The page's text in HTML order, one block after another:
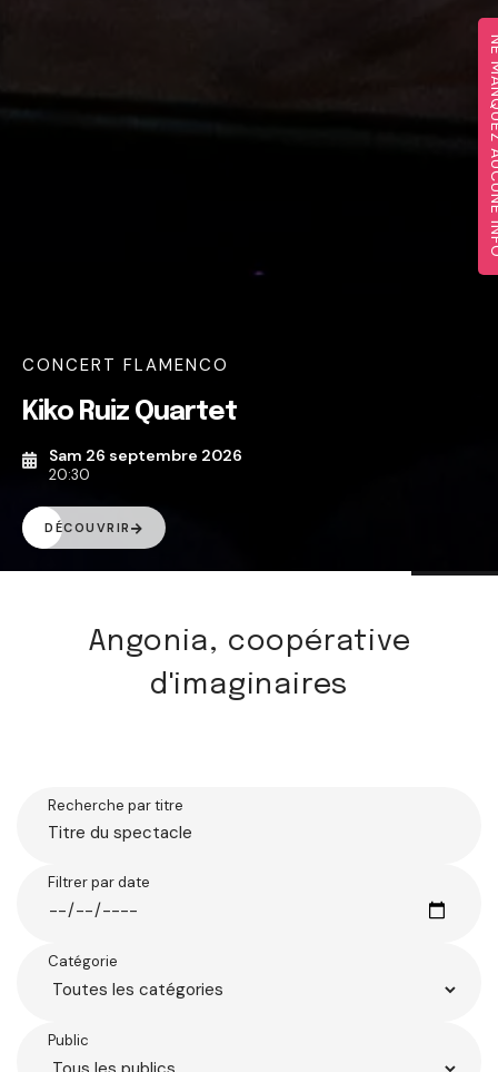
NE
Angonia, coopérative
d'imaginaires
CONCERT FLAMENCO
Kiko Ruiz Quartet
Sam 26 septembre 2026
20:30
DÉCOUVRIR
Recherche par titre
Filtrer par date
Catégorie
Public